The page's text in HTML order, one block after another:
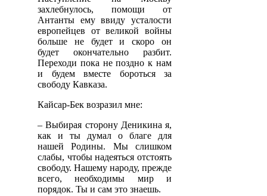
захлебнулось, помощи от
Антанты ему ввиду усталости
европейцев от великой войны
больше не будет и скоро он
будет окончательно разбит.
Переходи пока не поздно к нам
и будем вместе бороться за
свободу Кавказа.
Кайсар-Бек возразил мне:
– Выбирая сторону Деникина я,
как и ты думал о благе для
нашей Родины. Мы слишком
слабы, чтобы надеяться отстоять
свободу. Нашему народу, прежде
всего, необходимы мир и
порядок. Ты и сам это знаешь.